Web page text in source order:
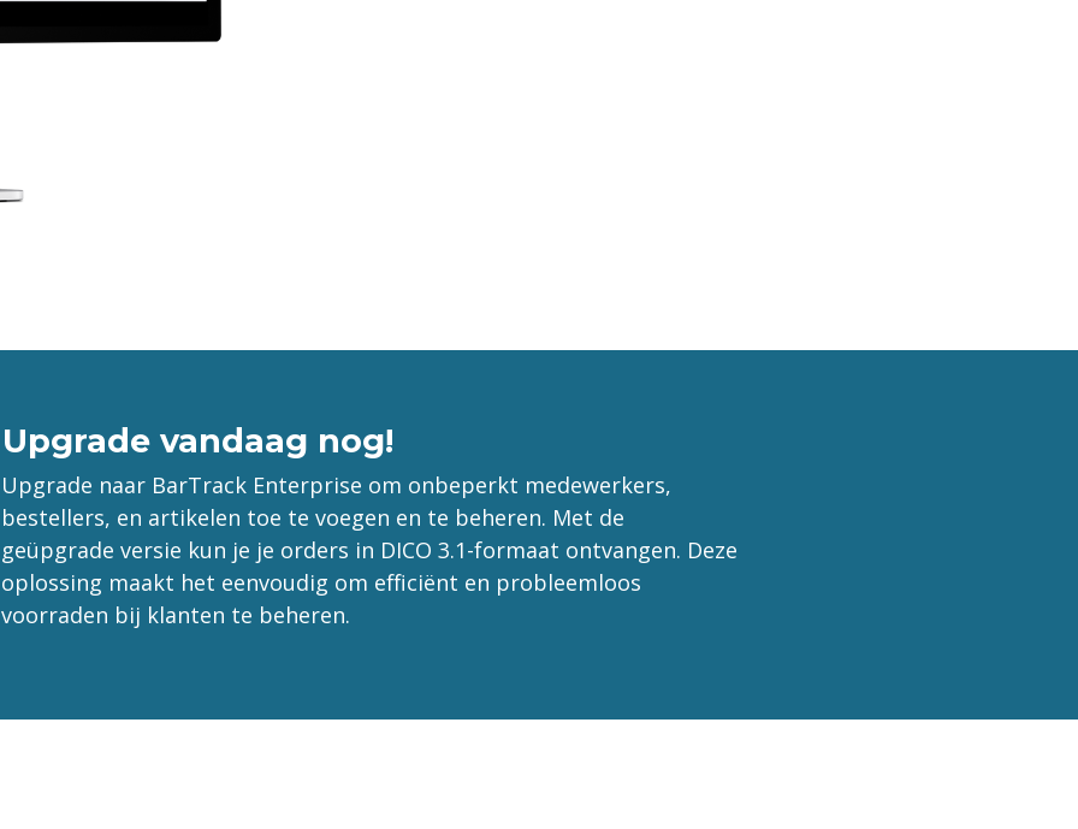
Upgrade vandaag nog!
Upgrade naar BarTrack Enterprise om onbeperkt medewerkers,
bestellers, en artikelen toe te voegen en te beheren. Met de
geüpgrade versie kun je je orders in DICO 3.1-formaat ontvangen. Deze
oplossing maakt het eenvoudig om efficiënt en probleemloos
voorraden bij klanten te beheren.